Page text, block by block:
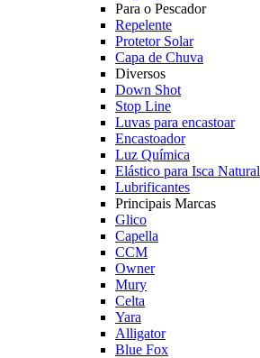
Para o Pescador
Repelente
Protetor Solar
Capa de Chuva
Diversos
Down Shot
Stop Line
Luvas para encastoar
Encastoador
Luz Química
Elástico para Isca Natural
Lubrificantes
Principais Marcas
Glico
Capella
CCM
Owner
Mury
Celta
Yara
Alligator
Blue Fox